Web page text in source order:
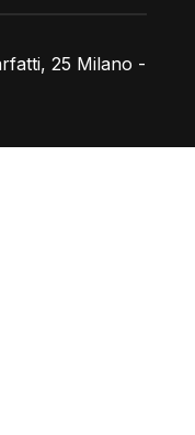
25 Milano -